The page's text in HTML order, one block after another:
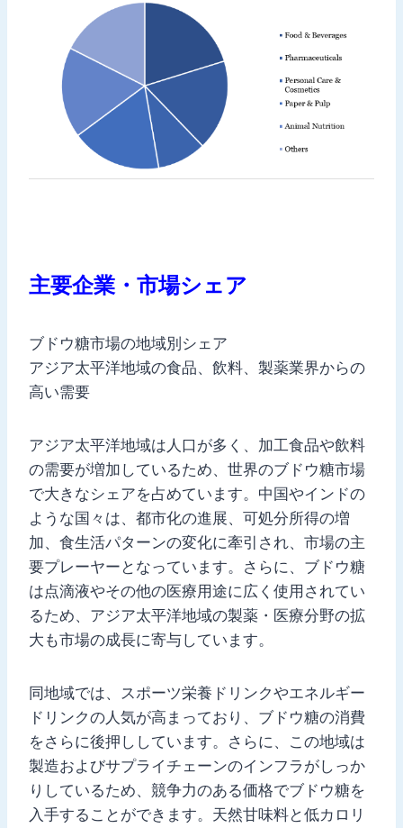
主要企業・市場シェア
ブドウ糖市場の地域別シェア
アジア太平洋地域の食品、飲料、製薬業界からの
高い需要
アジア太平洋地域は人口が多く、加工食品や飲料
の需要が増加しているため、世界のブドウ糖市場
で大きなシェアを占めています。中国やインドの
ような国々は、都市化の進展、可処分所得の増
加、食生活パターンの変化に牽引され、市場の主
要プレーヤーとなっています。さらに、ブドウ糖
は点滴液やその他の医療用途に広く使用されてい
るため、アジア太平洋地域の製薬・医療分野の拡
大も市場の成長に寄与しています。
同地域では、スポーツ栄養ドリンクやエネルギー
ドリンクの人気が高まっており、ブドウ糖の消費
をさらに後押ししています。さらに、この地域は
製造およびサプライチェーンのインフラがしっか
りしているため、競争力のある価格でブドウ糖を
入手することができます。天然甘味料と低カロリ